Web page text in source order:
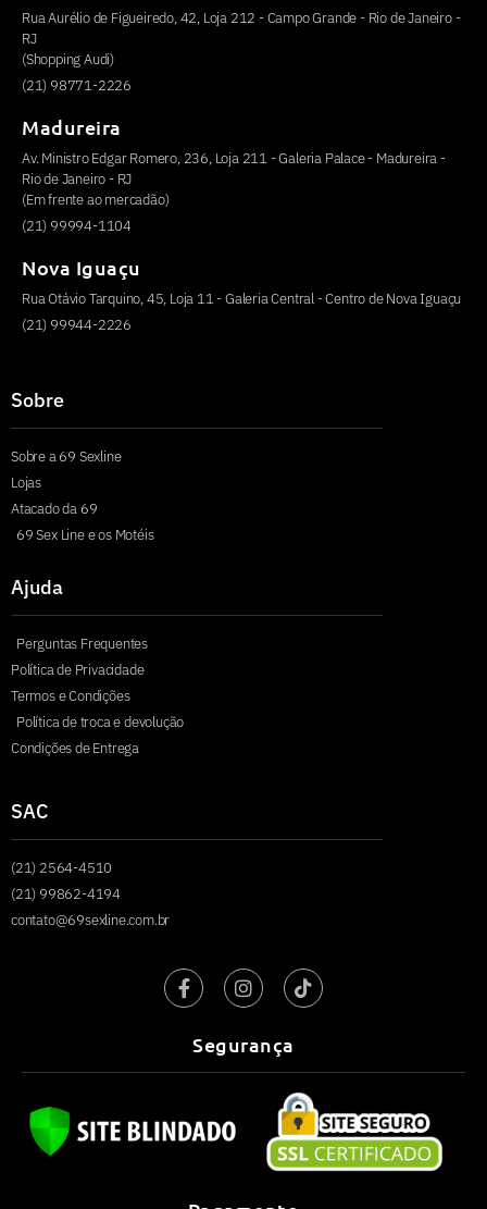
Rua Aurélio de Figueiredo, 42, Loja 212 - Campo Grande - Rio de Janeiro -
RJ
(Shopping Audi)
(21) 98771-2226
Madureira
Av. Ministro Edgar Romero, 236, Loja 211 - Galeria Palace - Madureira -
Rio de Janeiro - RJ
(Em frente ao mercadão)
(21) 99994-1104
Nova Iguaçu
Rua Otávio Tarquino, 45, Loja 11 - Galeria Central - Centro de Nova Iguaçu
(21) 99944-2226
Sobre
Sobre a 69 Sexline
Lojas
Atacado da 69
69 Sex Line e os Motéis
Ajuda
Perguntas Frequentes
Política de Privacidade
Termos e Condições
Política de troca e devolução
Condições de Entrega
SAC
(21) 2564-4510
(21) 99862-4194
contato@69sexline.com.br
Segurança